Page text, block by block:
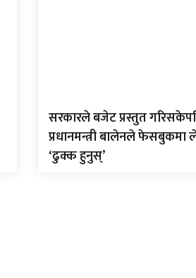
सरकारले बजेट प्रस्तुत
प्रधानमन्त्री बालेनले फेसबुकमा
‘ढुक्क हुनुस्’